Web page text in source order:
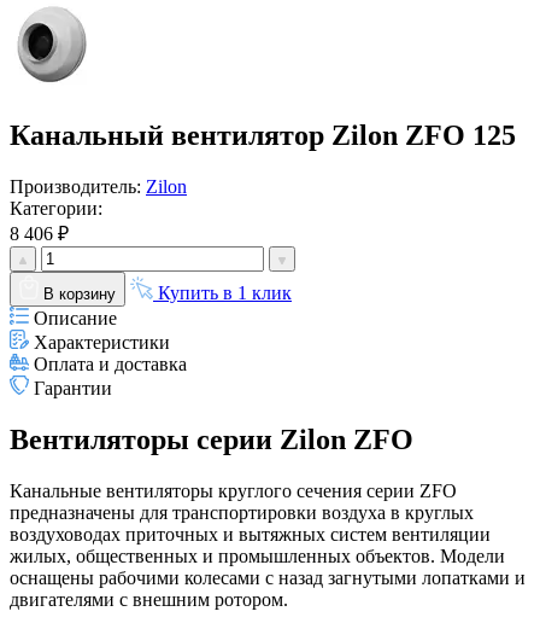
Канальный вентилятор Zilon ZFO 125
Производитель: Zilon
Категории:
8 406 ₽
В корзину
Купить в 1 клик
Описание
Характеристики
Оплата и доставка
Гарантии
Вентиляторы серии Zilon ZFO
Канальные вентиляторы круглого сечения серии ZFO
предназначены для транспортировки воздуха в круглых
воздуховодах приточных и вытяжных систем вентиляции
жилых, общественных и промышленных объектов. Модели
оснащены рабочими колесами с назад загнутыми лопатками и
двигателями с внешним ротором.